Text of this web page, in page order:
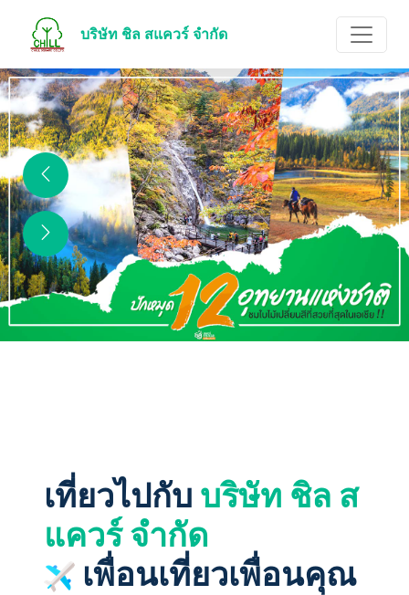
บริษัท ชิล สแควร์ จำกัด
เที่ยวไปกับ บริษัท ชิล ส
แควร์ จำกัด
เพื่อนเที่ยวเพื่อนคุณ